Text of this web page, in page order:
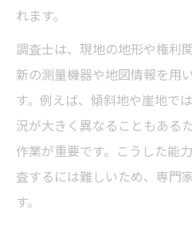
れます。
調査士は、現地の地形や権利
新の測量機器や地図情報を用
す。例えば、傾斜地や崖地で
況が大きく異なることもある
作業が重要です。こうした能
査するには難しいため、専門
す。